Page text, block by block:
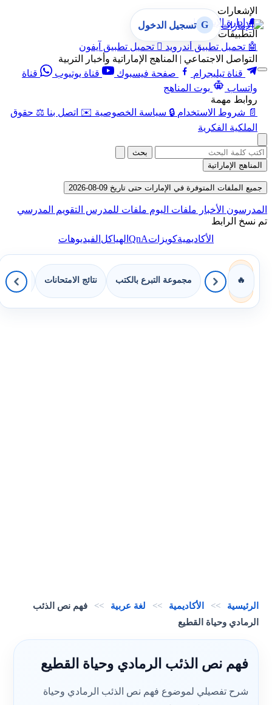
الإشعارات
🔔 إدارة الإشعارات
التطبيقات
🤖 تحميل تطبيق أندرويد  تحميل تطبيق آيفون
التواصل الاجتماعي | المناهج الإماراتية وأخبار التربية
قناة تيليجرام
صفحة فيسبوك قناة يوتيوب
قناة
واتساب
بوت المناهج
روابط مهمة
📄 شروط الاستخدام 🔒 سياسة الخصوصية ✉️ اتصل بنا ⚖️ حقوق
الملكية الفكرية
G تسجيل الدخول
بحث
المناهج الإماراتية
جميع الملفات المتوفرة في الإمارات حتى تاريخ 09-08-2026
المدرسون الأخبار ملفات اليوم ملفات للمدرس التقويم المدرسي
تم نسخ الرابط
الأكاديميةكويزاتQnAالهياكلالفيديوهات
🔥 مجموعة التبرع بالكتب نتائج الامتحانات
الرئيسية >> الأكاديمية >> لغة عربية >>
فهم نص الذئب
الرمادي وحياة القطيع
فهم نص الذئب الرمادي وحياة القطيع
شرح تفصيلي لموضوع فهم نص الذئب الرمادي وحياة